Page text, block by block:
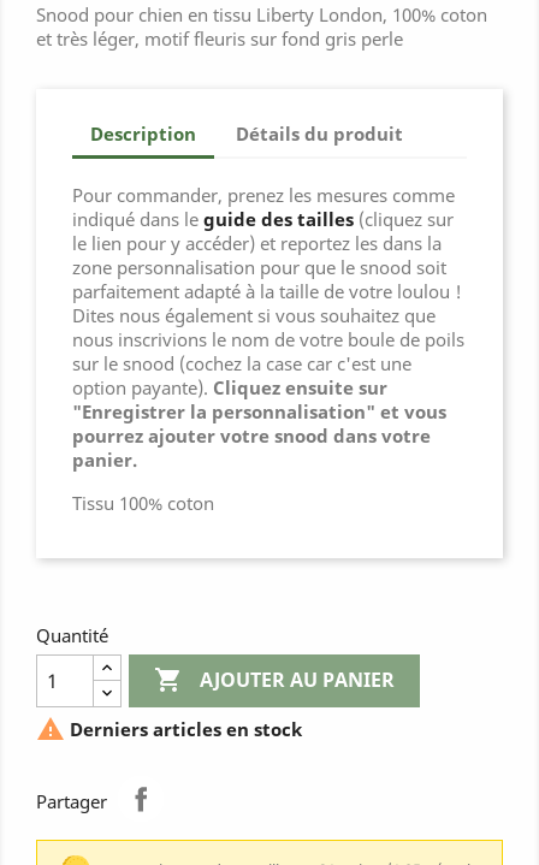
Snood pour chien en tissu Liberty London, 100% coton
et très léger, motif fleuris sur fond gris perle
Description Détails du produit
Pour commander, prenez les mesures comme
indiqué dans le guide des tailles (cliquez sur
le lien pour y accéder) et reportez les dans la
zone personnalisation pour que le snood soit
parfaitement adapté à la taille de votre loulou !
Dites nous également si vous souhaitez que
nous inscrivions le nom de votre boule de poils
sur le snood (cochez la case car c'est une
option payante). Cliquez ensuite sur
"Enregistrer la personnalisation" et vous
pourrez ajouter votre snood dans votre
panier.
Tissu 100% coton
Quantité
 AJOUTER AU PANIER
 Derniers articles en stock
Partager